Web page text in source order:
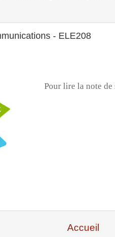
- ELE208
Pour lire la note
Accueil